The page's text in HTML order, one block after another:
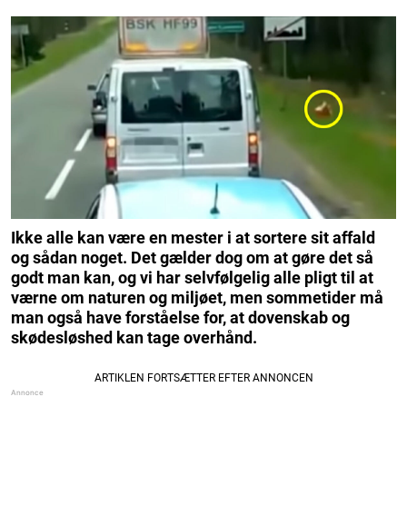
Ikke alle kan være en mester i at sortere sit affald
og sådan noget. Det gælder dog om at gøre det så
godt man kan, og vi har selvfølgelig alle pligt til at
værne om naturen og miljøet, men sommetider må
man også have forståelse for, at dovenskab og
skødesløshed kan tage overhånd.